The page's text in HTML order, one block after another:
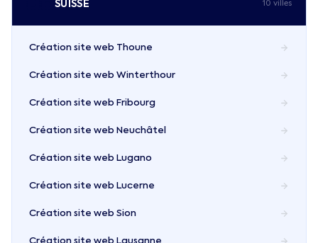
SUISSE 10 villes
Création site web Thoune
Création site web Winterthour
Création site web Fribourg
Création site web Neuchâtel
Création site web Lugano
Création site web Lucerne
Création site web Sion